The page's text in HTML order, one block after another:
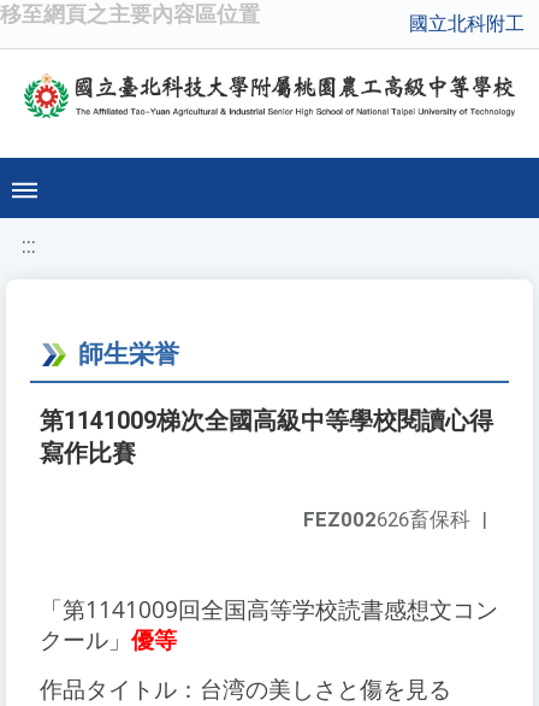
移至網頁之主要內容區位置 國立北科附工
:::
師生栄誉
第1141009梯次全國高級中等學校閱讀心得
寫作比賽
FEZ002626畜保科 |
「第1141009回全国高等学校読書感想文コン
クール」 優等
作品タイトル：台湾の美しさと傷を見る